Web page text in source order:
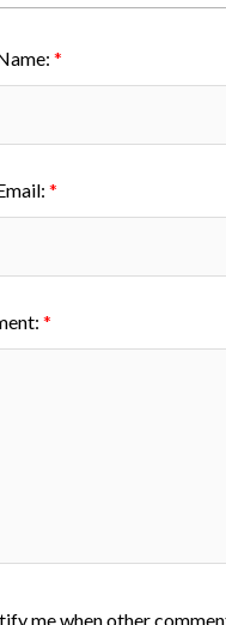
me when other